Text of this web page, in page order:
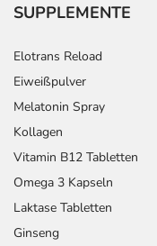
Bei einer
Erbrechen, Durchfall,
kommen. Setzen Sie
Überdosierung
Einnahme vergessen?
Setzen Sie die
Zeitpunkt ganz
Menge) fort.
SUPPLEMENTE
Elotrans Reload
Eiweißpulver
Melatonin Spray
Kollagen
Vitamin B12 Tabletten
Omega 3 Kapseln
Laktase Tabletten
Ginseng